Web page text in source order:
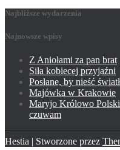
Najbliższe wydarzenia
Najnowsze wpisy
Z Aniołami za pan brat
Siła kobiecej przyjaźni
Posłane, by nieść
Majówka w Krakowie
Maryjo Królowo Polski
czuwam
Hestia | Stworzone przez